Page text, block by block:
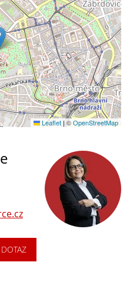
Leaflet |©OpenStreetMap